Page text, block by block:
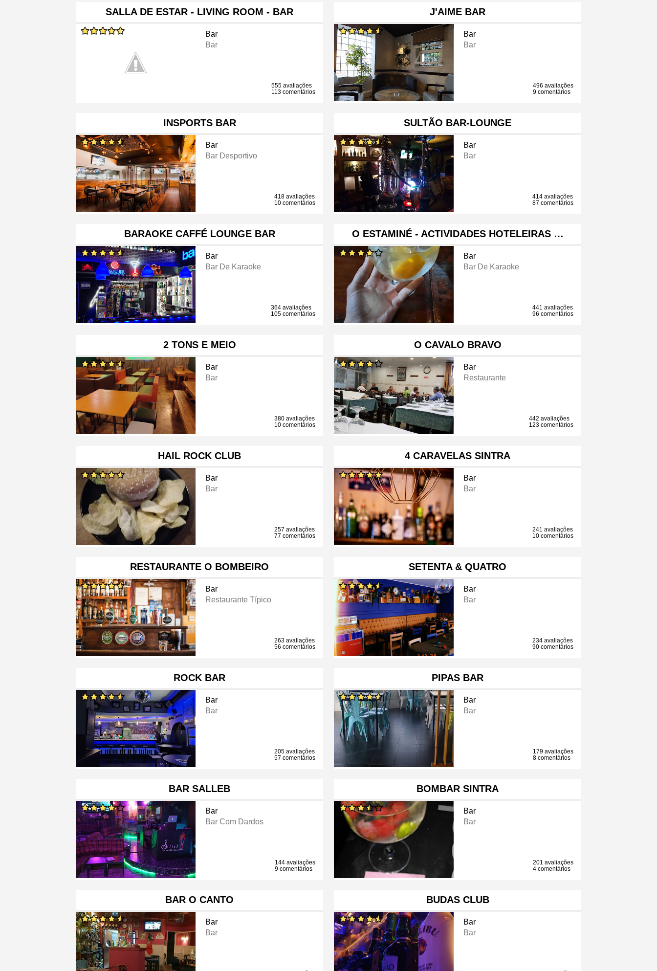
SALLA DE ESTAR - LIVING ROOM - BAR
Bar
Bar
555 avaliações
113 comentários
J'AIME BAR
Bar
Bar
496 avaliações
9 comentários
INSPORTS BAR
Bar
Bar Desportivo
418 avaliações
10 comentários
SULTÃO BAR-LOUNGE
Bar
Bar
414 avaliações
87 comentários
BARAOKE CAFFÉ LOUNGE BAR
Bar
Bar De Karaoke
364 avaliações
105 comentários
O ESTAMINÉ - ACTIVIDADES HOTELEIRAS …
Bar
Bar De Karaoke
441 avaliações
96 comentários
2 TONS E MEIO
Bar
Bar
380 avaliações
10 comentários
O CAVALO BRAVO
Bar
Restaurante
442 avaliações
123 comentários
HAIL ROCK CLUB
Bar
Bar
257 avaliações
77 comentários
4 CARAVELAS SINTRA
Bar
Bar
241 avaliações
10 comentários
RESTAURANTE O BOMBEIRO
Bar
Restaurante Típico
263 avaliações
56 comentários
SETENTA & QUATRO
Bar
Bar
234 avaliações
90 comentários
ROCK BAR
Bar
Bar
205 avaliações
57 comentários
PIPAS BAR
Bar
Bar
179 avaliações
8 comentários
BAR SALLEB
Bar
Bar Com Dardos
144 avaliações
9 comentários
BOMBAR SINTRA
Bar
Bar
201 avaliações
4 comentários
BAR O CANTO
Bar
Bar
BUDAS CLUB
Bar
Bar